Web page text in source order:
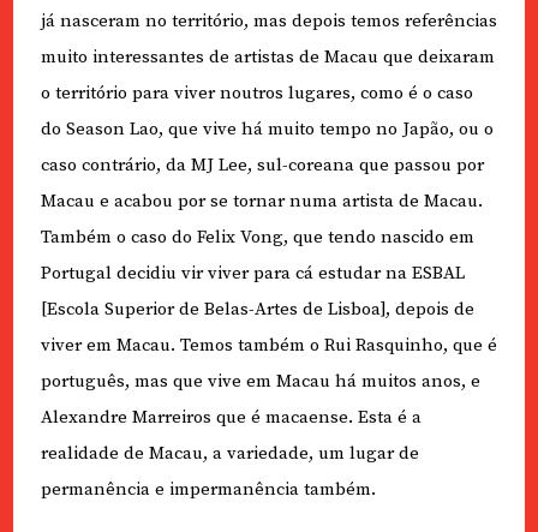
já nasceram no território, mas depois temos referências
muito interessantes de artistas de Macau que deixaram
o território para viver noutros lugares, como é o caso
do Season Lao, que vive há muito tempo no Japão, ou o
caso contrário, da MJ Lee, sul-coreana que passou por
Macau e acabou por se tornar numa artista de Macau.
Também o caso do Felix Vong, que tendo nascido em
Portugal decidiu vir viver para cá estudar na ESBAL
[Escola Superior de Belas-Artes de Lisboa], depois de
viver em Macau. Temos também o Rui Rasquinho, que é
português, mas que vive em Macau há muitos anos, e
Alexandre Marreiros que é macaense. Esta é a
realidade de Macau, a variedade, um lugar de
permanência e impermanência também.